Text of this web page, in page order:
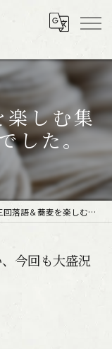
楽しむ集
した。
語＆蕎麦を楽しむ集い、今回も大盛況でした。
今回も大盛況